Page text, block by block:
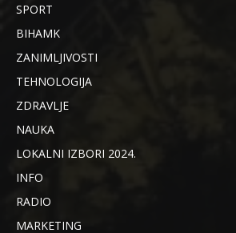
SPORT
BIHAMK
ZANIMLJIVOSTI
TEHNOLOGIJA
ZDRAVLJE
NAUKA
LOKALNI IZBORI 2024.
INFO
RADIO
MARKETING